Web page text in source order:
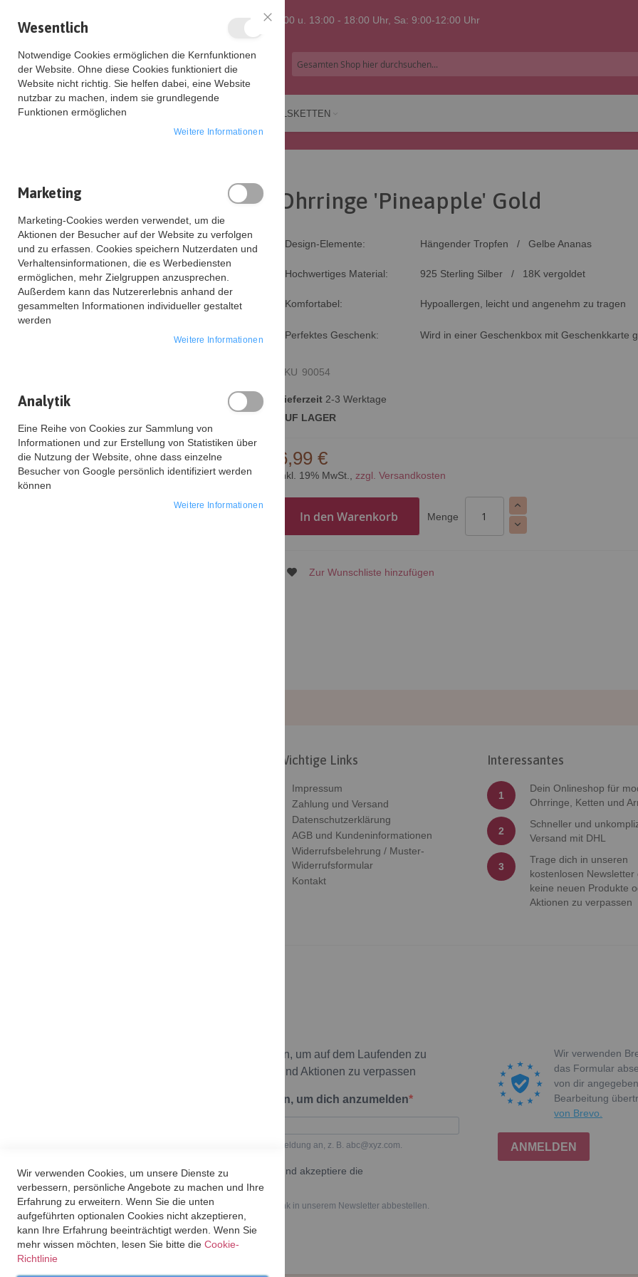
Zum
springen
+49 (0) 5121 873 6219 Mo-Fr: 9:00 - 12:00 u. 13:00 - 18:00 Uhr, Sa: 9:00-12:00 Uhr
OHRRINGE HALSKETTEN
Zum
der
Bildgalerie
springen
Zum
Anfang
Ohrringe 'Pineapple' Gold
Design-Elemente: Hängender Tropfen / Gelbe Ananas
Hochwertiges Material: 925 Sterling Silber / 18K vergoldet
Komfortabel: Hypoallergen, leicht und angenehm zu tragen
Perfektes Geschenk: Wird in einer Geschenkbox mit Geschenkkarte
SKU 90054
Lieferzeit 2-3 Werktage
AUF LAGER
6,99 €
Inkl. 19% MwSt., zzgl. Versandkosten
Menge
In den Warenkorb
Zur Wunschliste hinzufügen
Wichtige Links
Impressum
Zahlung und Versand
Datenschutzerklärung
AGB und Kundeninformationen
Widerrufsbelehrung / Muster-
Widerrufsformular
Kontakt
Interessantes
1
Dein Onlineshop für
Ohrringe, Ketten und
2
Schneller und
Versand mit DHL
3
Trage dich in unseren
kostenlosen Newsletter
keine neuen Produkte
Aktionen zu verpassen
Melde dich zu unserem Newsletter an, um auf dem Laufenden zu
bleiben und keine neuen Angebote und Aktionen zu verpassen
Trage hier deine E-Mail-Adresse ein, um dich anzumelden
Geben Sie bitte Ihre E-Mail-Adresse für die Anmeldung an, z. B. abc@xyz.com.
Ich möchte den Newsletter erhalten und akzeptiere die
Datenschutzerklärung.
Du kannst den Newsletter jederzeit über den Link in unserem Newsletter abbestellen.
Wir verwenden
das Formular
von dir
Bearbeitung
von Brevo.
ANMELDEN
Wesentlich
Notwendige Cookies ermöglichen die Kernfunktionen
der Website. Ohne diese Cookies funktioniert die
Website nicht richtig. Sie helfen dabei, eine Website
nutzbar zu machen, indem sie grundlegende
Funktionen ermöglichen
Weitere Informationen
Marketing
Marketing-Cookies werden verwendet, um die
Aktionen der Besucher auf der Website zu verfolgen
und zu erfassen. Cookies speichern Nutzerdaten und
Verhaltensinformationen, die es Werbediensten
ermöglichen, mehr Zielgruppen anzusprechen.
Außerdem kann das Nutzererlebnis anhand der
gesammelten Informationen individueller gestaltet
werden
Weitere Informationen
Analytik
Eine Reihe von Cookies zur Sammlung von
Informationen und zur Erstellung von Statistiken über
die Nutzung der Website, ohne dass einzelne
Besucher von Google persönlich identifiziert werden
können
Weitere Informationen
Wir verwenden Cookies, um unsere Dienste zu
verbessern, persönliche Angebote zu machen und Ihre
Erfahrung zu erweitern. Wenn Sie die unten
aufgeführten optionalen Cookies nicht akzeptieren,
kann Ihre Erfahrung beeinträchtigt werden. Wenn Sie
mehr wissen möchten, lesen Sie bitte die Cookie-
Richtlinie